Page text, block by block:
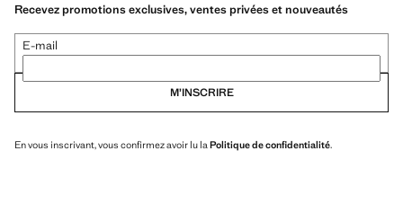
Recevez promotions exclusives, ventes privées et nouveautés
E-mail
M’INSCRIRE
En vous inscrivant, vous confirmez avoir lu la Politique de confidentialité.